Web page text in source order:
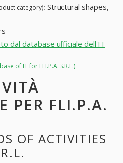
category): Structural shapes,
dal database ufficiale dell'IT
of IT for FLI.P.A. S.R.L.)
PER FLI.P.A.
OF ACTIVITIES